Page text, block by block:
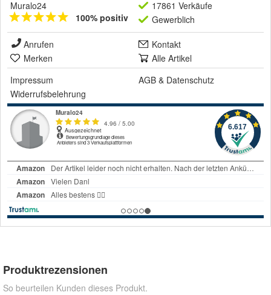
Muralo24
100% positiv
17861 Verkäufe
Gewerblich
Anrufen
Kontakt
Merken
Alle Artikel
Impressum
AGB & Datenschutz
Widerrufsbelehrung
Produktrezensionen
So beurteilen Kunden dieses Produkt.